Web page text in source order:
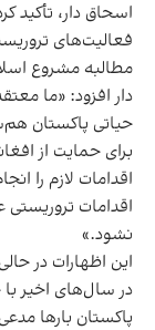
اسحاق دار، تأکید
فعالیت‌های
مطالبه مشروع
دار افزود: «ما
حیاتی پاکستان
برای حمایت از
اقدامات لازم را
اقدامات
نشود.»
این اظهارات در
در سال‌های اخیر
پاکستان بارها